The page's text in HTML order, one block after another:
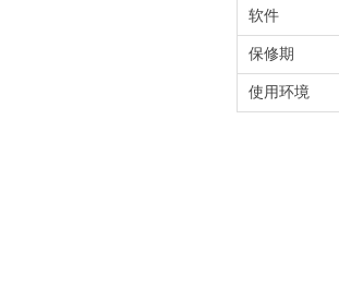
软件
保修期
使用环境